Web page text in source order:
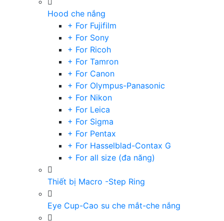
Hood che nắng
+ For Fujifilm
+ For Sony
+ For Ricoh
+ For Tamron
+ For Canon
+ For Olympus-Panasonic
+ For Nikon
+ For Leica
+ For Sigma
+ For Pentax
+ For Hasselblad-Contax G
+ For all size (đa năng)
Thiết bị Macro -Step Ring
Eye Cup-Cao su che mắt-che nắng